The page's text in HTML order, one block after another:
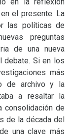
el presente. La
las políticas de
preguntas
de una nueva
debate. Si en los
más
de archivo y la
a resaltar la
consolidación de
de la década del
una clave más